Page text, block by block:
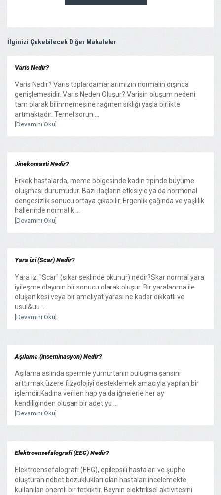
İlginizi Çekebilecek Diğer Makaleler
Varis Nedir?
Varis Nedir? Varis toplardamarlarımızın normalin dışında
genişlemesidir. Varis Neden Oluşur? Varisin oluşum nedeni
tam olarak bilinmemesine rağmen sıklığı yaşla birlikte
artmaktadır. Temel sorun ...
[Devamını Oku]
Jinekomasti Nedir?
Erkek hastalarda, meme bölgesinde kadın tipinde büyüme
oluşması durumudur. Bazı ilaçların etkisiyle ya da hormonal
dengesizlik sonucu ortaya çıkabilir. Ergenlik çağında ve yaşlılık
hallerinde normal k ...
[Devamını Oku]
Yara izi (Scar) Nedir?
Yara izi "Scar" (sıkar şeklinde okunur) nedir?Skar normal yara
iyileşme olayının bir sonucu olarak oluşur. Bir yaralanma ile
oluşan kesi veya bir ameliyat yarası ne kadar dikkatli ve
usul&uu ...
[Devamını Oku]
Aşılama (inseminasyon) Nedir?
Aşılama aslında spermle yumurtanın buluşma şansını
arttırmak üzere fizyolojiyi desteklemek amacıyla yapılan bir
işlemdir.Kadına verilen hap ya da iğnelerle her ay
kendiliğinden oluşan bir adet yu ...
[Devamını Oku]
Elektroensefalografi (EEG) Nedir?
Elektroensefalografi (EEG), epilepsili hastaları ve şüphe
oluşturan nöbet bozuklukları olan hastaları incelemekte
kullanılan önemli bir tetkiktir. Beynin elektriksel aktivitesini